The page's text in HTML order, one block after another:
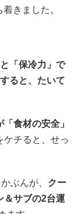
着きました。
「保冷力」で
ると、たいて
食材の安全」
ケチると、せっ
ぶんが、 クー
＆サブの2台運